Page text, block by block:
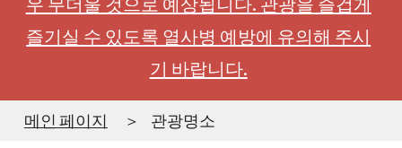
즐기실 수 있도록 열사병 예방에 유의해 주시
기 바랍니다.
메인 페이지 관광명소